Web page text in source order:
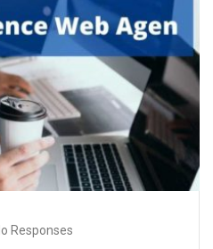
Responses